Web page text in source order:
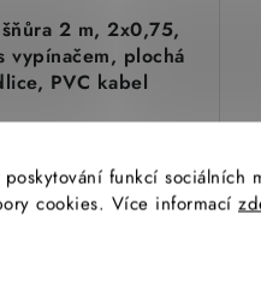
funkcí sociálních
cookies. Více informací
2 m, 2x0,75,
vypínačem, plochá
PVC kabel